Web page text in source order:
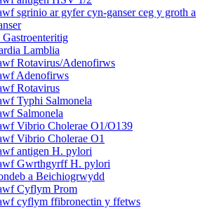
sgrinio ar gyfer cyn-ganser ceg y groth a
Lamblia
Rotavirus/Adenofirws
Adenofirws
Rotavirus
Typhi Salmonela
Salmonela
Vibrio Cholerae O1/O139
Vibrio Cholerae O1
antigen H. pylori
Gwrthgyrff H. pylori
a Beichiogrwydd
Cyflym Prom
cyflym ffibronectin y ffetws